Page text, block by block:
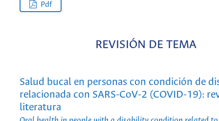
Pdf
REVISIÓN DE TEMA
Salud bucal en personas con condición de
relacionada con SARS-CoV-2 (COVID-19):
literatura